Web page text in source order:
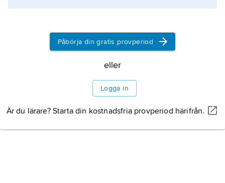
Information om artikeln
Påbörja din gratis provperiod
eller
Logga in
Är du lärare? Starta din kostnadsfria provperiod härifrån.